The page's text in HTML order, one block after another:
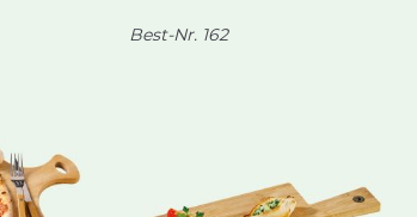
Oregano.
.Best-Nr. 162